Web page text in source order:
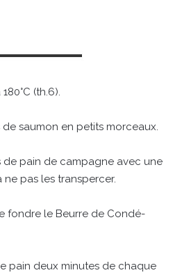
(th.6).
saumon en petits morceaux.
de pain de campagne avec une
pas les transpercer.
fondre le Beurre de Condé-
pain deux minutes de chaque